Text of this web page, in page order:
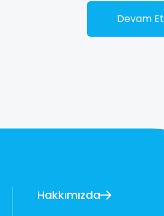
Devam Et
Hakkımızda